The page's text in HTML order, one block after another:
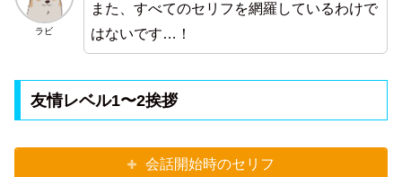
ラビ
また、すべてのセリフを網羅しているわけで
はないです…！
友情レベル1〜2挨拶
会話開始時のセリフ